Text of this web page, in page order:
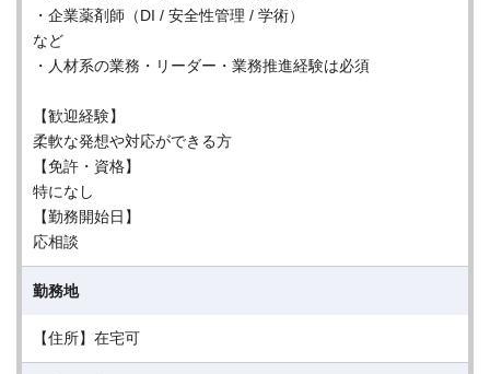
・企業薬剤師（DI / 安全性管理 / 学術）
など
・人材系の業務・リーダー・業務推進経験は必須
【歓迎経験】
柔軟な発想や対応ができる方
【免許・資格】
特になし
【勤務開始日】
応相談
勤務地
【住所】在宅可